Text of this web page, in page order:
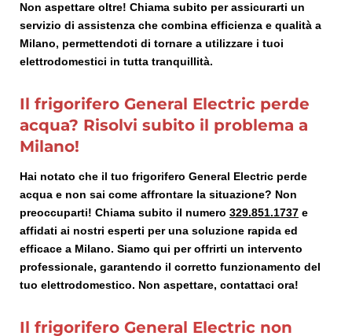
Non aspettare oltre! Chiama subito per assicurarti un
servizio di assistenza che combina efficienza e qualità a
Milano, permettendoti di tornare a utilizzare i tuoi
elettrodomestici in tutta tranquillità.
Il frigorifero General Electric perde
acqua? Risolvi subito il problema a
Milano!
Hai notato che il tuo frigorifero General Electric perde
acqua e non sai come affrontare la situazione? Non
preoccuparti! Chiama subito il numero 329.851.1737 e
affidati ai nostri esperti per una soluzione rapida ed
efficace a Milano. Siamo qui per offrirti un intervento
professionale, garantendo il corretto funzionamento del
tuo elettrodomestico. Non aspettare, contattaci ora!
Il frigorifero General Electric non